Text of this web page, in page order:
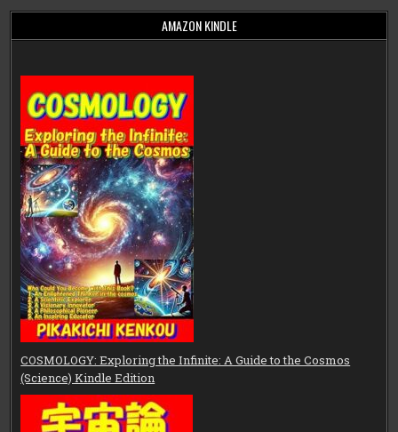
AMAZON KINDLE
COSMOLOGY: Exploring the Infinite: A Guide to the Cosmos
(Science) Kindle Edition